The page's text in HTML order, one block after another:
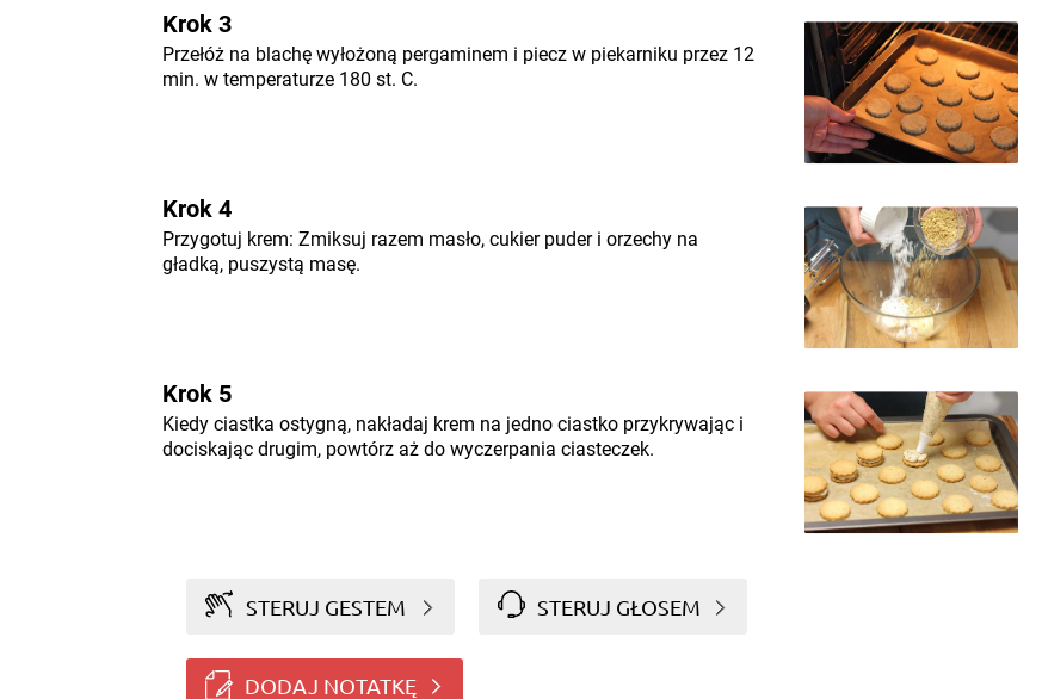
Krok 3
Przełóż na blachę wyłożoną pergaminem i piecz w piekarniku przez 12
min. w temperaturze 180 st. C.
Krok 4
Przygotuj krem: Zmiksuj razem masło, cukier puder i orzechy na
gładką, puszystą masę.
Krok 5
Kiedy ciastka ostygną, nakładaj krem na jedno ciastko przykrywając i
dociskając drugim, powtórz aż do wyczerpania ciasteczek.
STERUJ GESTEM STERUJ GŁOSEM
DODAJ NOTATKĘ